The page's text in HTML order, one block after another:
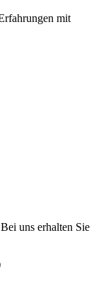
mit
uns erhalten Sie